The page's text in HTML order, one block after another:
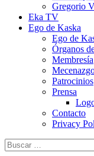
Gregorio
Eka TV
Ego de Kaska
Ego de
Órganos
Membresía
Patrocinios
Prensa
Contacto
Privacy
Buscar: